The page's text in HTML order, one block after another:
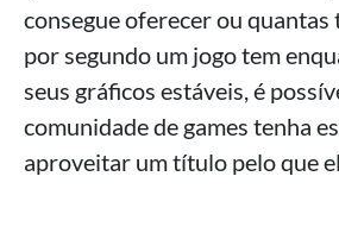
consegue oferecer ou quantas
por segundo um jogo tem
seus gráficos estáveis, é
comunidade de games tenha
aproveitar um título pelo que